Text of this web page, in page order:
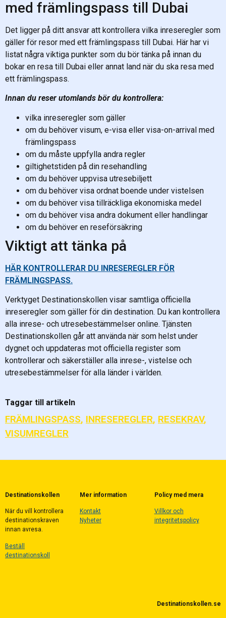
med främlingspass till Dubai
Det ligger på ditt ansvar att kontrollera vilka inreseregler som
gäller för resor med ett främlingspass till Dubai. Här har vi
listat några viktiga punkter som du bör tänka på innan du
bokar en resa till Dubai eller annat land när du ska resa med
ett främlingspass.
Innan du reser utomlands bör du kontrollera:
vilka inreseregler som gäller
om du behöver visum, e-visa eller visa-on-arrival med
främlingspass
om du måste uppfylla andra regler
giltighetstiden på din resehandling
om du behöver uppvisa utresebiljett
om du behöver visa ordnat boende under vistelsen
om du behöver visa tillräckliga ekonomiska medel
om du behöver visa andra dokument eller handlingar
om du behöver en reseförsäkring
Viktigt att tänka på
HÄR KONTROLLERAR DU INRESEREGLER FÖR
FRÄMLINGSPASS.
Verktyget Destinationskollen visar samtliga officiella
inreseregler som gäller för din destination. Du kan kontrollera
alla inrese- och utresebestämmelser online. Tjänsten
Destinationskollen går att använda när som helst under
dygnet och uppdateras mot officiella register som
kontrollerar och säkerställer alla inrese-, vistelse och
utresebestämmelser för alla länder i världen.
Taggar till artikeln
FRÄMLINGSPASS, INRESEREGLER, RESEKRAV,
VISUMREGLER
Destinationskollen
När du vill kontrollera
destinationskraven
innan avresa.
Beställ
destinationskoll
Mer information
Kontakt
Nyheter
Policy med mera
Villkor och
integritetspolicy
Destinationskollen.se